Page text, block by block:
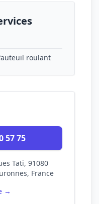
roulant
57 75
Tati, 91080
France
→